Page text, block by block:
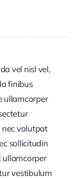
vel nisl vel,
finibus
ullamcorper
nec volutpat
sollicitudin
ullamcorper
vestibulum